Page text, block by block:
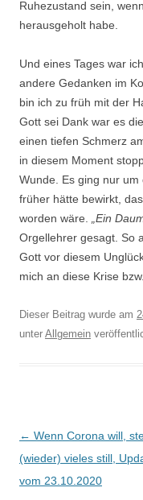
Ruhezustand sein,
herausgeholt habe.
Und eines Tages war
andere Gedanken im
bin ich zu früh mit der
Gott sei Dank war es
einen tiefen Schmerz
in diesem Moment
Wunde. Es ging nur
früher hätte bewirkt,
worden wäre. „Ein
Orgellehrer gesagt. So
Gott vor diesem
mich an diese Krise
Dieser Beitrag wurde am
unter Allgemein
Beitragsnavigation
← Wenn Corona will,
(wieder) vieles still,
vom 23.10.2020